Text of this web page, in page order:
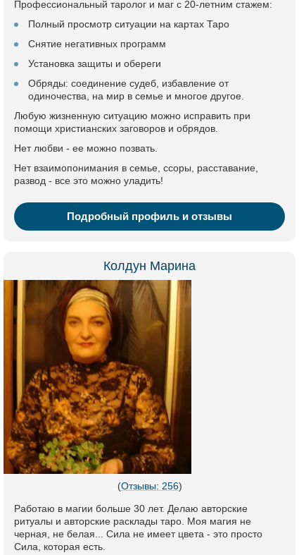
Профессиональный таролог и маг с 20-летним стажем:
Полный просмотр ситуации на картах Таро
Снятие негативных программ
Установка защиты и обереги
Обряды: соединение судеб, избавление от
одиночества, на мир в семье и многое другое.
Любую жизненную ситуацию можно исправить при
помощи христианских заговоров и обрядов.
Нет любви - ее можно позвать.
Нет взаимопонимания в семье, ссоры, расставание,
развод - все это можно уладить!
Подробный профиль и отзывы
Колдун Марина
(Отзывы: 256)
Работаю в магии больше 30 лет. Делаю авторские
ритуалы и авторские расклады таро. Моя магия не
черная, не белая... Сила не имеет цвета - это просто
Сила, которая есть.